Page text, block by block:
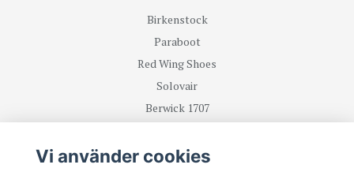
Birkenstock
Paraboot
Red Wing Shoes
Solovair
Berwick 1707
Vi använder cookies